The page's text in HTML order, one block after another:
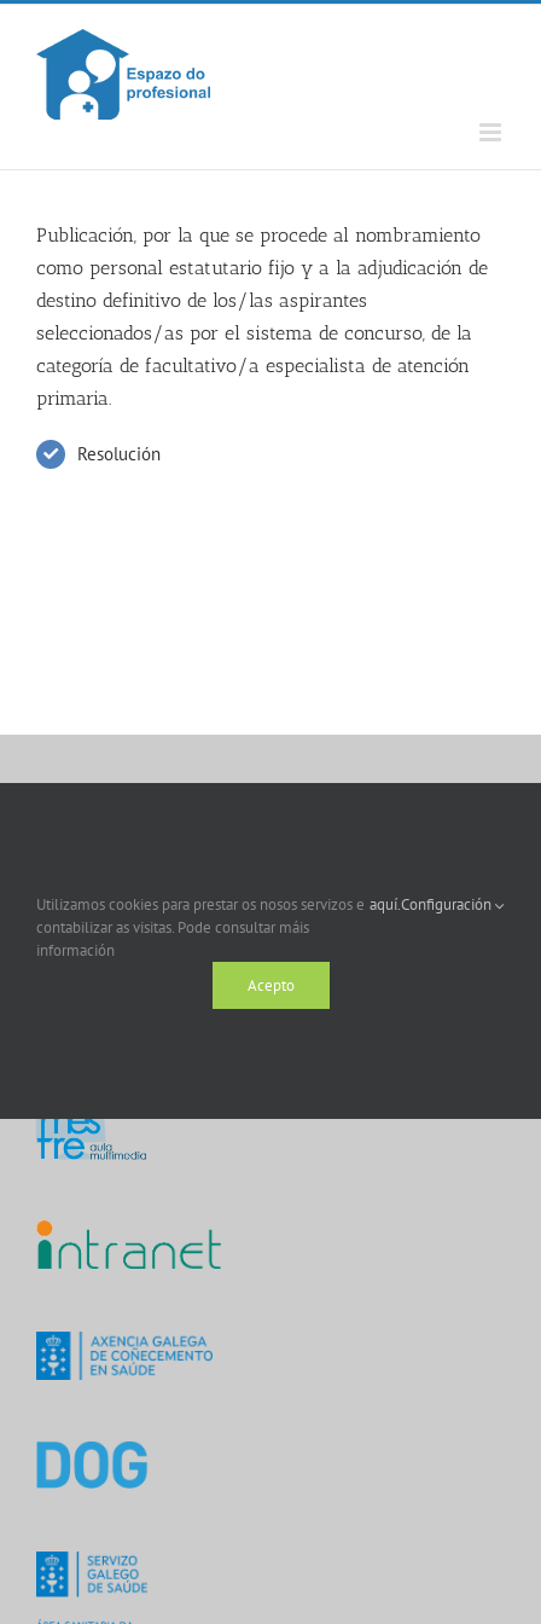
Skip
content
Publicación, por la que se procede al nombramiento
como personal estatutario fijo y a la adjudicación de
destino definitivo de los/las aspirantes
seleccionados/as por el sistema de concurso, de la
categoría de facultativo/a especialista de atención
primaria.
Resolución
Utilizamos cookies para prestar os nosos servizos e
contabilizar as visitas. Pode consultar máis
información
aquí.Configuración
Acepto